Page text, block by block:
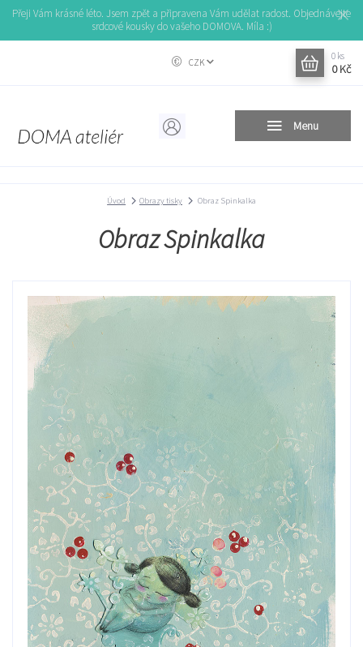
Přeji Vám krásné léto. Jsem zpět a připravena Vám udělat radost. Objednávejte
srdcové kousky do vašeho DOMOVA. Míla :)
Menu
CZK
0 ks
0 Kč
Úvod Obrazy tisky Obraz Spinkalka
Obraz Spinkalka